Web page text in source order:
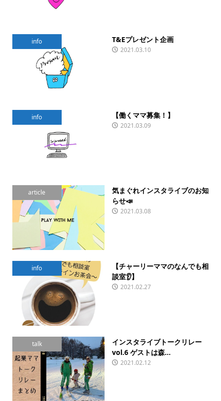
info T&Eプレゼント企画
2021.03.10
info 【働くママ募集！】
2021.03.09
article
気まぐれインスタライブのお知
らせ📣
2021.03.08
info
【チャーリーママのなんでも相
談室👂】
2021.02.27
talk
インスタライブトークリレー
vol.6 ゲストは森...
2021.02.12